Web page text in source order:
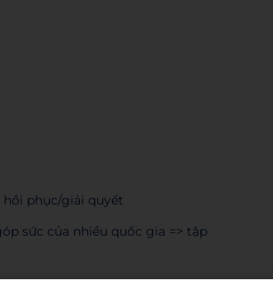
phục/giải quyết
sức của nhiều quốc gia => tập